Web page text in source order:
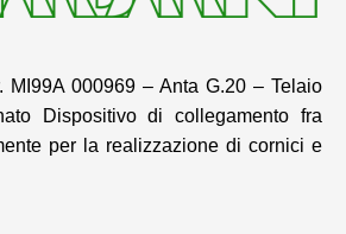
MI99A 000969 – Anta G.20 – Telaio
Dispositivo di collegamento fra
per la realizzazione di cornici e